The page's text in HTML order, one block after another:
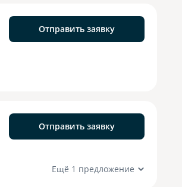
Отправить заявку
Отправить заявку
Ещё 1 предложение